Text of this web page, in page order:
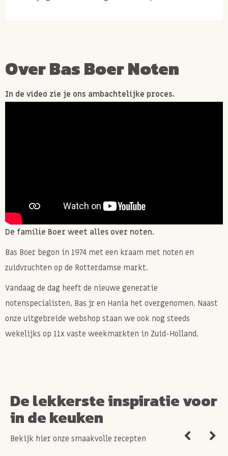
Over Bas Boer Noten
De familie Boer weet alles over noten.
Bas Boer begon in 1974 met een kraam met noten en
zuidvruchten op de Rotterdamse markt.
Vandaag de dag heeft de nieuwe generatie
notenspecialisten, Bas jr en Hania het overgenomen. Naast
onze uitgebreide webshop staan we ook nog steeds
wekelijks op 11x vaste weekmarkten in Zuid-Holland.
In de video zie je ons ambachtelijke proces.
De lekkerste inspiratie voor
in de keuken
Bekijk hier onze smaakvolle recepten